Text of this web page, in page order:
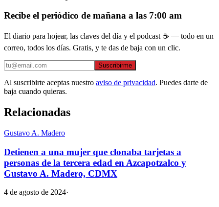
Recibe el periódico de mañana a las 7:00 am
El diario para hojear, las claves del día y el podcast ☕ — todo en un
correo, todos los días. Gratis, y te das de baja con un clic.
Suscribirme
Al suscribirte aceptas nuestro aviso de privacidad. Puedes darte de
baja cuando quieras.
Relacionadas
Gustavo A. Madero
Detienen a una mujer que clonaba tarjetas a
personas de la tercera edad en Azcapotzalco y
Gustavo A. Madero, CDMX
4 de agosto de 2024·